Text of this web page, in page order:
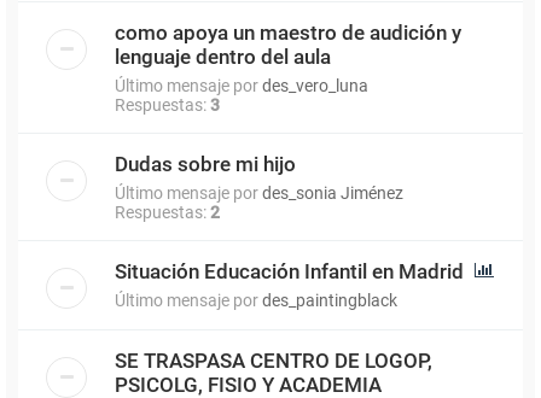
como apoya un maestro de audición y
lenguaje dentro del aula
Último mensaje pordes_vero_luna
Respuestas:3
Dudas sobre mi hijo
Último mensaje pordes_sonia Jiménez
Respuestas:2
Situación Educación Infantil en Madrid
Último mensaje pordes_paintingblack
SE TRASPASA CENTRO DE LOGOP,
PSICOLG, FISIO Y ACADEMIA